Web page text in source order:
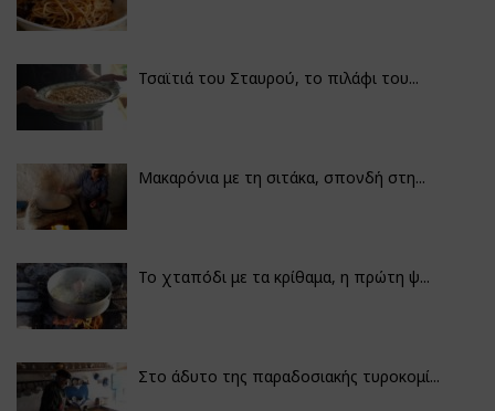
Τσαϊτιά του Σταυρού, το πιλάφι του...
Μακαρόνια με τη σιτάκα, σπονδή στη...
Το χταπόδι με τα κρίθαμα, η πρώτη ψ...
Στο άδυτο της παραδοσιακής τυροκομί...